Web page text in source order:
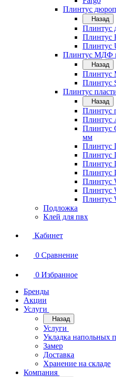
Плинтус
Назад
Плинтус
Плинтус
Плинтус
Плинтус МДФ
Назад
Плинтус
Плинтус
Плинтус
Назад
Плинтус
Плинтус
Плинтус
мм
Плинтус
Плинтус
Плинтус
Плинтус
Плинтус
Плинтус
Плинтус
Подложка
Клей для пвх
Кабинет
0 Сравнение
0 Избранное
Бренды
Акции
Услуги
Назад
Услуги
Укладка напольных
Замер
Доставка
Хранение на складе
Компания